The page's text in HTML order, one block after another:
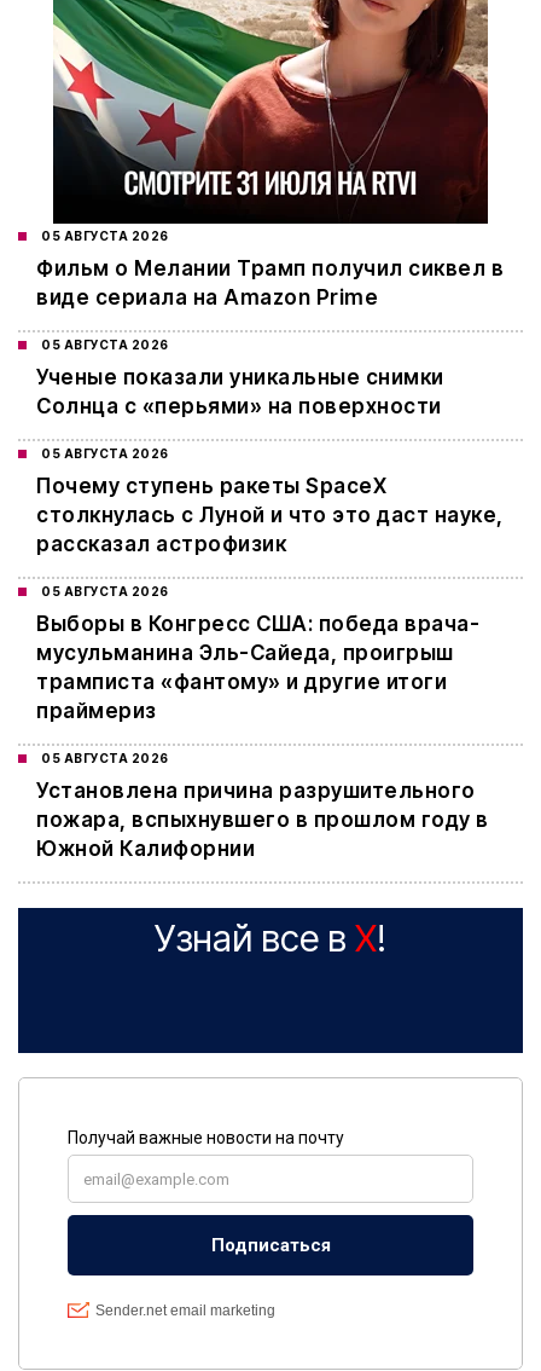
05 АВГУСТА 2026
Фильм о Мелании Трамп получил сиквел в
виде сериала на Amazon Prime
05 АВГУСТА 2026
Ученые показали уникальные снимки
Солнца с «перьями» на поверхности
05 АВГУСТА 2026
Почему ступень ракеты SpaceX
столкнулась с Луной и что это даст науке,
рассказал астрофизик
05 АВГУСТА 2026
Выборы в Конгресс США: победа врача-
мусульманина Эль-Сайеда, проигрыш
трамписта «фантому» и другие итоги
праймериз
05 АВГУСТА 2026
Установлена причина разрушительного
пожара, вспыхнувшего в прошлом году в
Южной Калифорнии
Узнай все в X!